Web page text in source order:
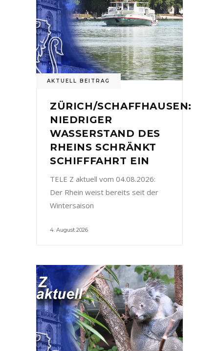
AKTUELL BEITRAG
ZÜRICH/SCHAFFHAUSEN:
NIEDRIGER
WASSERSTAND DES
RHEINS SCHRÄNKT
SCHIFFFAHRT EIN
TELE Z aktuell vom 04.08.2026:
Der Rhein weist bereits seit der
Wintersaison
4. August 2026